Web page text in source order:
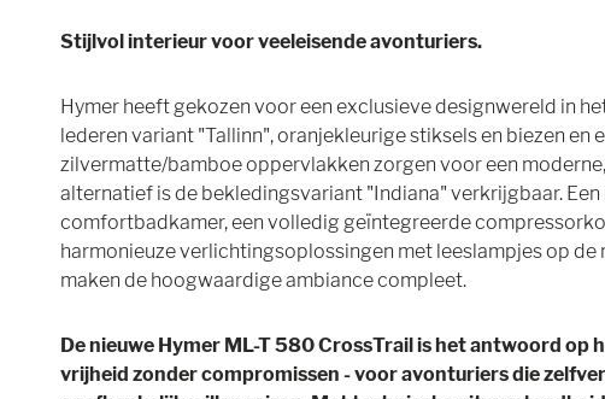
Stijlvol interieur voor veeleisende avonturiers.
Hymer heeft gekozen voor een exclusieve designwereld in
lederen variant "Tallinn", oranjekleurige stiksels en biezen en
zilvermatte/bamboe oppervlakken zorgen voor een
alternatief is de bekledingsvariant "Indiana" verkrijgbaar. Een
comfortbadkamer, een volledig geïntegreerde
harmonieuze verlichtingsoplossingen met leeslampjes op
maken de hoogwaardige ambiance compleet.
De nieuwe Hymer ML-T 580 CrossTrail is het antwoord op
vrijheid zonder compromissen - voor avonturiers die